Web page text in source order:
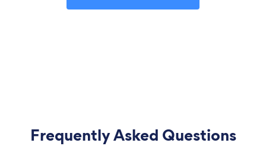
Frequently Asked Questions